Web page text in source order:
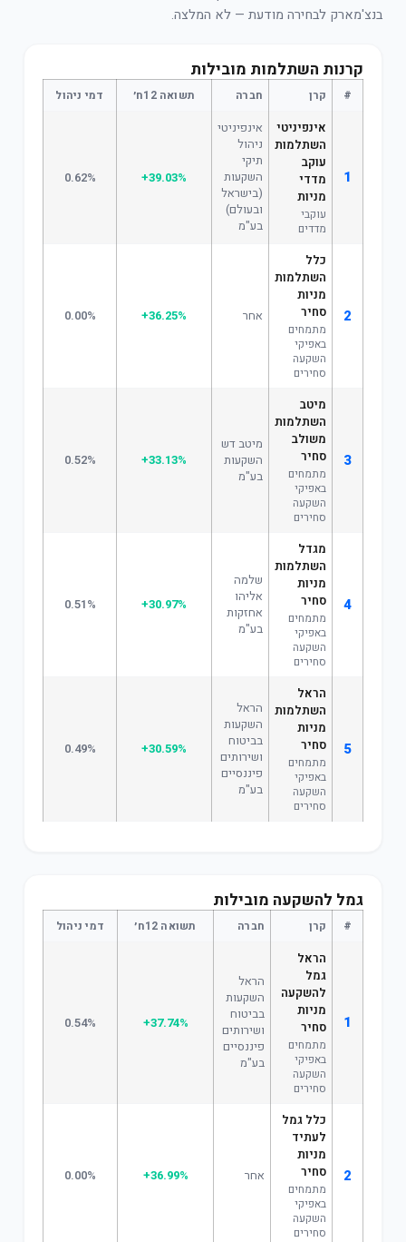
בנצ'מארק לבחירה מודעת — לא המלצה.
קרנות השתלמות מובילות
# קרן חברה תשואה 12ח׳ דמי ניהול
1
אינפיניטי
השתלמות
עוקב
מדדי
מניות
עוקבי
מדדים
אינפיניטי
ניהול
תיקי
השקעות
(בישראל
ובעולם)
בע"מ
+39.03%
0.62%
2
כלל
השתלמות
מניות
סחיר
מתמחים
באפיקי
השקעה
סחירים
אחר +36.25%
0.00%
3
מיטב
השתלמות
משולב
סחיר
מתמחים
באפיקי
השקעה
סחירים
מיטב דש
השקעות
בע"מ
+33.13%
0.52%
4
מגדל
השתלמות
מניות
סחיר
מתמחים
באפיקי
השקעה
סחירים
שלמה
אליהו
אחזקות
בע"מ
+30.97%
0.51%
5
הראל
השתלמות
מניות
סחיר
מתמחים
באפיקי
השקעה
סחירים
הראל
השקעות
בביטוח
ושירותים
פיננסיים
בע"מ
+30.59%
0.49%
גמל להשקעה מובילות
# קרן חברה תשואה 12ח׳ דמי ניהול
1
הראל
גמל
להשקעה
מניות
סחיר
מתמחים
באפיקי
השקעה
סחירים
הראל
השקעות
בביטוח
ושירותים
פיננסיים
בע"מ
+37.74%
0.54%
2
כלל גמל
לעתיד
מניות
סחיר
מתמחים
באפיקי
השקעה
סחירים
אחר +36.99%
0.00%